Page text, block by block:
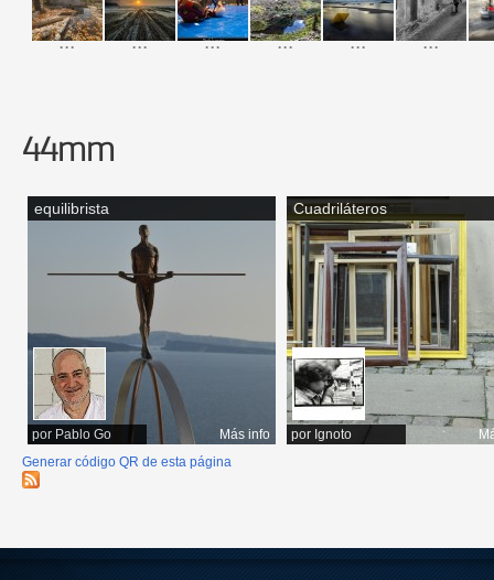
... ... ... ... ... ...
44mm
equilibrista
por Pablo Go Más info
Cuadriláteros
por Ignoto
Generar código QR de esta página